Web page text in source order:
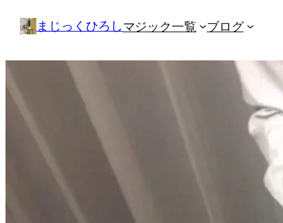
キ
ッ
まじっくひろしマジック一覧 ブログ